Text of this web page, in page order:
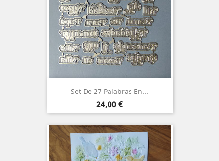
Set De 27 Palabras En...
Precio
24,00 €